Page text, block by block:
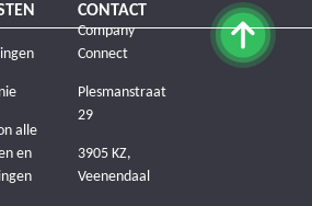
alle
en
CONTACT
Company
Connect
Plesmanstraat
29
3905 KZ,
Veenendaal